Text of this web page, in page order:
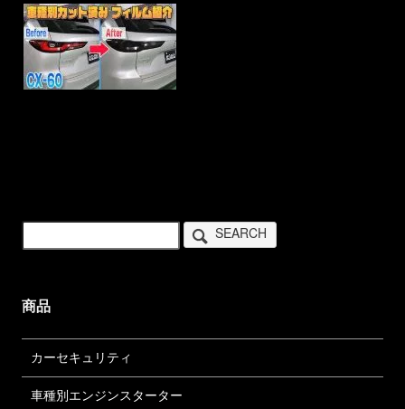
SEARCH
商品
カーセキュリティ
車種別エンジンスターター